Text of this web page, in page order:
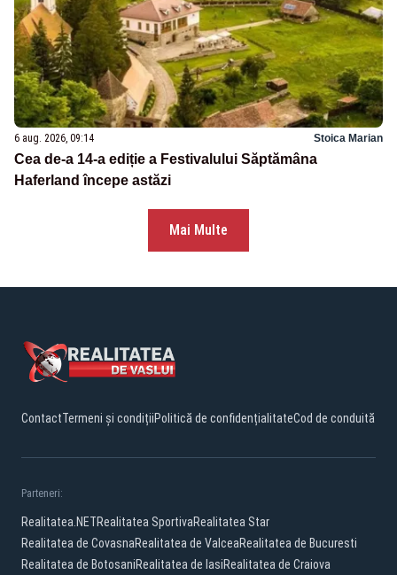
6 aug. 2026, 09:14 Stoica Marian
Cea de-a 14-a ediție a Festivalului Săptămâna
Haferland începe astăzi
Mai Multe
ContactTermeni și condițiiPolitică de confidențialitateCod de conduită
Parteneri:
Realitatea.NETRealitatea SportivaRealitatea Star
Realitatea de CovasnaRealitatea de ValceaRealitatea de Bucuresti
Realitatea de BotosaniRealitatea de IasiRealitatea de Craiova